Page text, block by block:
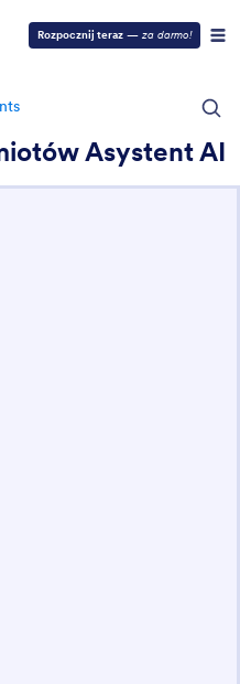
Rozpocznij teraz — za darmo!
Asystent AI